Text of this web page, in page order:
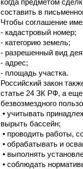
когда предметом
составить в
Чтобы соглашение
- кадастровый номер;
- категорию земель;
- разрешенный вид
- адрес;
- площадь участка.
Российский закон
статье 24 ЗК РФ, а еще
безвозмездного
• учитывать
вырыть бассейн;
• проводить работы,
• обрабатывать и
• выполнять
• соблюдать